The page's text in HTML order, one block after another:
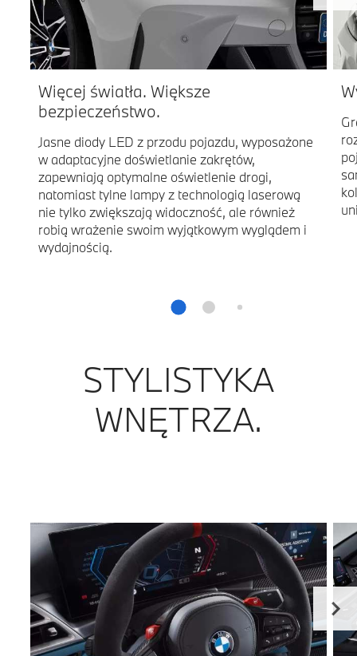
Więcej światła. Większe
bezpieczeństwo.
Jasne diody LED z przodu pojazdu, wyposażone
w adaptacyjne doświetlanie zakrętów,
zapewniają optymalne oświetlenie drogi,
natomiast tylne lampy z technologią laserową
nie tylko zwiększają widoczność, ale również
robią wrażenie swoim wyjątkowym wyglądem i
wydajnością.
STYLISTYKA
WNĘTRZA.